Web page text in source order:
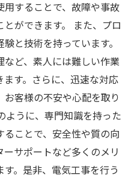
することで、故障や事故
ができます。 また、プロ
と技術を持っています。
ど、素人には難しい作業
す。さらに、迅速な対応
客様の不安や心配を取り
ように、専門知識を持った
ことで、安全性や質の向
サポートなど多くのメリ
。是非、電気工事を行う